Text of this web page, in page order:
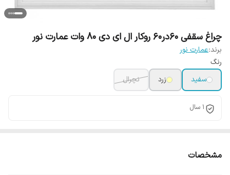
چراغ سقفی 60در60 روکار ال ای دی 80 وات عمارت نور
برند:عمارت نور
رنگ
سفید
زرد نچرال
1 سال
مشخصات